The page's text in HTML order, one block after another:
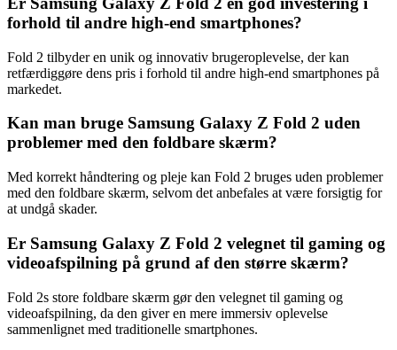
forhold til andre high-end smartphones?
Fold 2 tilbyder en unik og innovativ brugeroplevelse, der kan
retfærdiggøre dens pris i forhold til andre high-end smartphones på
markedet.
Kan man bruge Samsung Galaxy Z Fold 2 uden
problemer med den foldbare skærm?
Med korrekt håndtering og pleje kan Fold 2 bruges uden problemer
med den foldbare skærm, selvom det anbefales at være forsigtig for
at undgå skader.
Er Samsung Galaxy Z Fold 2 velegnet til gaming og
videoafspilning på grund af den større skærm?
Fold 2s store foldbare skærm gør den velegnet til gaming og
videoafspilning, da den giver en mere immersiv oplevelse
sammenlignet med traditionelle smartphones.